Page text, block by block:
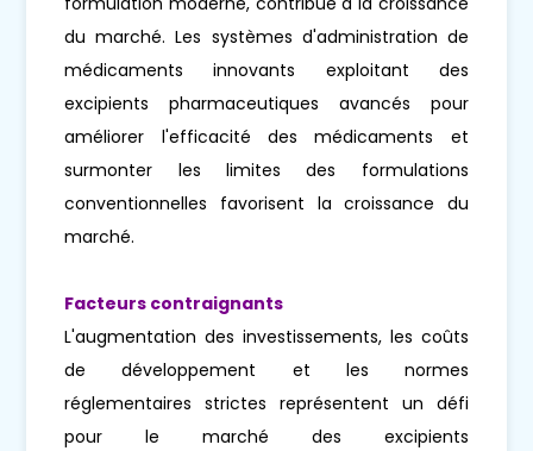
du marché. Les systèmes d'administration de
médicaments innovants exploitant des
excipients pharmaceutiques avancés pour
améliorer l'efficacité des médicaments et
surmonter les limites des formulations
conventionnelles favorisent la croissance du
marché.
Facteurs contraignants
L'augmentation des investissements, les coûts
de développement et les normes
réglementaires strictes représentent un défi
pour le marché des excipients